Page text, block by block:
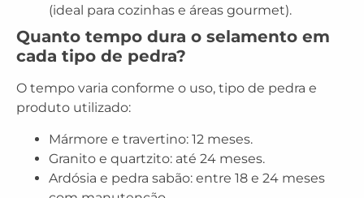
(ideal para cozinhas e áreas gourmet).
Quanto tempo dura o selamento em
cada tipo de pedra?
O tempo varia conforme o uso, tipo de pedra e
produto utilizado:
Mármore e travertino: 12 meses.
Granito e quartzito: até 24 meses.
Ardósia e pedra sabão: entre 18 e 24 meses